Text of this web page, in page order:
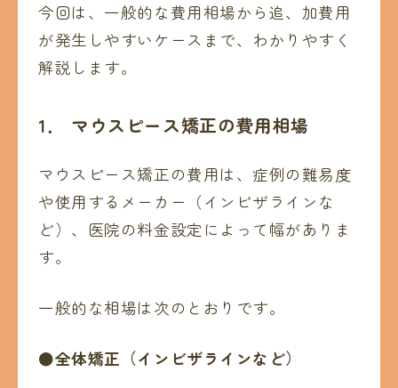
今回は、一般的な費用相場から追、加費用
が発生しやすいケースまで、わかりやすく
解説します。
1． マウスピース矯正の費用相場
マウスピース矯正の費用は、症例の難易度
や使用するメーカー（インビザラインな
ど）、医院の料金設定によって幅がありま
す。
一般的な相場は次のとおりです。
●全体矯正（インビザラインなど）